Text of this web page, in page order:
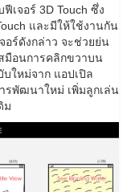
เจอร์ 3D Touch ซึ่ง
และมีให้ใช้งานกัน
อร์ดังกล่าว จะช่วยย่น
มือนการคลิกขวาบน
ใหม่จาก แอปเปิล
ารพัฒนาใหม่ เพิ่มลูกเล่น
ม